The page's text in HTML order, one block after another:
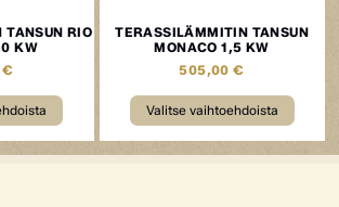
RIO
KW
€
TERASSILÄMMITIN TANSUN
MONACO 1,5 KW
505,00€
Valitse vaihtoehdoista